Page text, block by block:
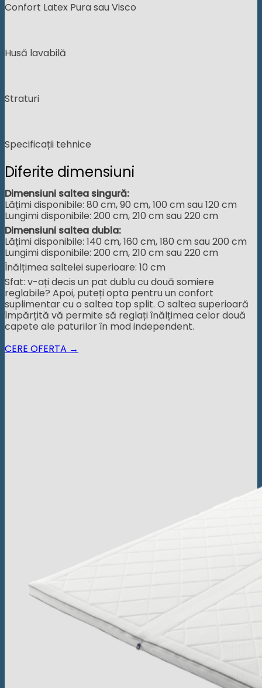
Confort Latex Pura sau Visco
Husă lavabilă
Straturi
Specificații tehnice
Diferite dimensiuni
Dimensiuni saltea singură:
Lățimi disponibile: 80 cm, 90 cm, 100 cm sau 120 cm
Lungimi disponibile: 200 cm, 210 cm sau 220 cm
Dimensiuni saltea dubla:
Lățimi disponibile: 140 cm, 160 cm, 180 cm sau 200 cm
Lungimi disponibile: 200 cm, 210 cm sau 220 cm
Înălțimea saltelei superioare: 10 cm
Sfat: v-ați decis un pat dublu cu două somiere
reglabile? Apoi, puteți opta pentru un confort
suplimentar cu o saltea top split. O saltea superioară
împărțită vă permite să reglați înălțimea celor două
capete ale paturilor în mod independent.
CERE OFERTA →